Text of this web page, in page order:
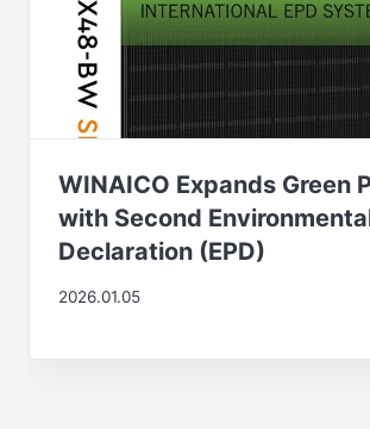
WINAICO Expands Green
with Second
Declaration (EPD)
2026.01.05